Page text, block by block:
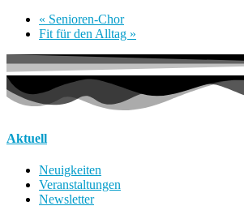
« Senioren-Chor
Fit für den Alltag »
Aktuell
Neuigkeiten
Veranstaltungen
Newsletter